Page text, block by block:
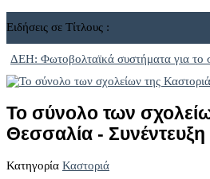
Ειδήσεις σε Τίτλους :
ΔΕΗ: Φωτοβολταϊκά συστήματα για το
Το σύνολο των
Θεσσαλία -
Κατηγορία Καστοριά